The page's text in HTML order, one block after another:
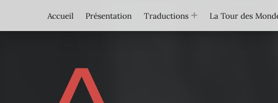
Accueil
Présentation Traductions La Tour des